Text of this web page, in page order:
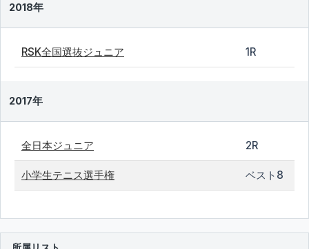
2018年
RSK全国選抜ジュニア 1R
2017年
全日本ジュニア 2R
小学生テニス選手権 ベスト8